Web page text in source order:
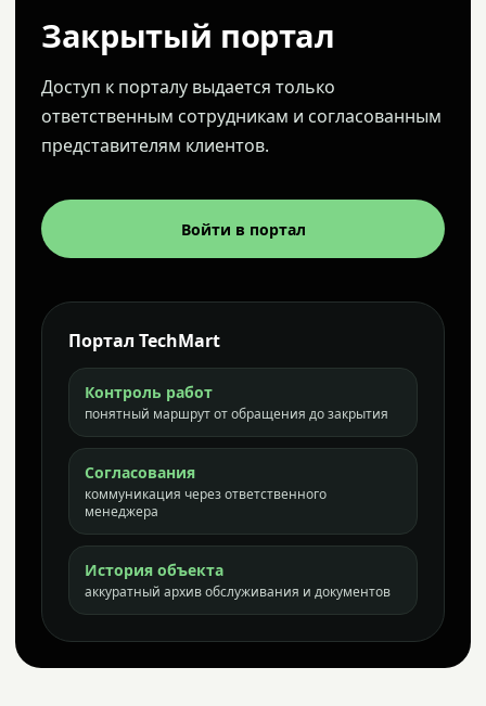
Закрытый портал
Доступ к порталу выдается только
ответственным сотрудникам и согласованным
представителям клиентов.
Войти в портал
Портал TechMart
Контроль работ
понятный маршрут от обращения до закрытия
Согласования
коммуникация через ответственного
менеджера
История объекта
аккуратный архив обслуживания и документов